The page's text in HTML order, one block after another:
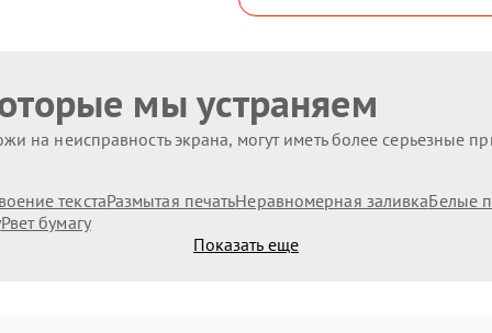
мы устраняем
на неисправность экрана, могут иметь более серьезные
текстаРазмытая печатьНеравномерная заливкаБелые
Рвет бумагу
Показать еще